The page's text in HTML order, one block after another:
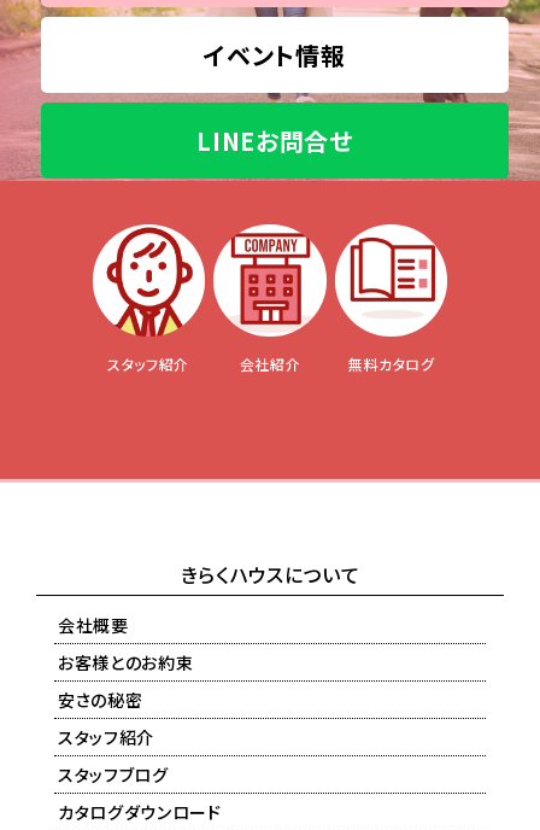
イベント情報
LINEお問合せ
スタッフ紹介 会社紹介 無料カタログ
きらくハウスについて
会社概要
お客様とのお約束
安さの秘密
スタッフ紹介
スタッフブログ
カタログダウンロード